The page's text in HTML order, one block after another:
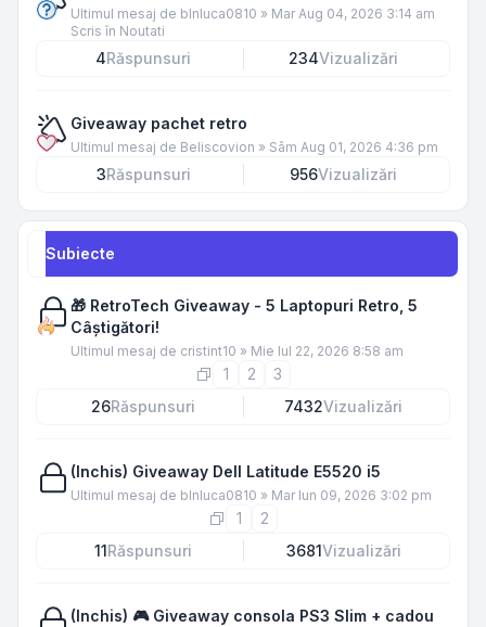
Ultimul mesaj de blnluca0810 » Mar Aug 04, 2026 3:14 am
Scris în Noutati
4Răspunsuri 234Vizualizări
Giveaway pachet retro
Ultimul mesaj de Beliscovion » Sâm Aug 01, 2026 4:36 pm
3Răspunsuri 956Vizualizări
Subiecte
🎁 RetroTech Giveaway - 5 Laptopuri Retro, 5
Câștigători!
Ultimul mesaj de cristint10 » Mie Iul 22, 2026 8:58 am
1 2
3
26Răspunsuri 7432Vizualizări
(Inchis) Giveaway Dell Latitude E5520 i5
Ultimul mesaj de blnluca0810 » Mar Iun 09, 2026 3:02 pm
1
2
11Răspunsuri 3681Vizualizări
(Inchis) 🎮 Giveaway consola PS3 Slim + cadou